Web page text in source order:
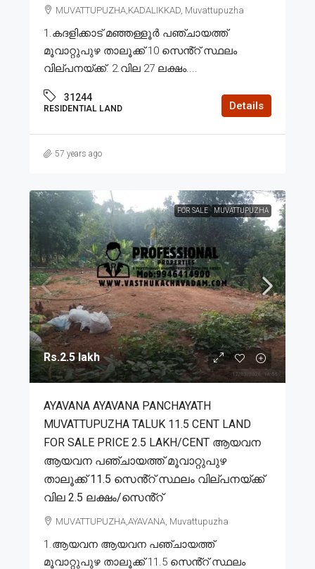
MUVATTUPUZHA,KADALIKKAD, Muvattupuzha
1.കദളിക്കാട് മഞ്ഞള്ളൂർ പഞ്ചായത്ത്
മൂവാറ്റുപുഴ താലൂക്ക് 10 സെൻ്റ് സ്ഥലം
വില്പനയ്ക്ക്. 2.വില 27 ലക്ഷം....
31244
RESIDENTIAL LAND Details
57 years ago
FOR SALE MUVATTUPUZHA
Rs.2.5 lakh
AYAVANA AYAVANA PANCHAYATH
MUVATTUPUZHA TALUK 11.5 CENT LAND
FOR SALE PRICE 2.5 LAKH/CENT ആയവന
ആയവന പഞ്ചായത്ത് മൂവാറ്റുപുഴ
താലൂക്ക് 11.5 സെൻ്റ് സ്ഥലം വില്പനയ്ക്ക്
വില 2.5 ലക്ഷം/സെൻ്റ്
MUVATTUPUZHA,AYAVANA, Muvattupuzha
1.ആയവന ആയവന പഞ്ചായത്ത്
മൂവാറ്റുപുഴ താലൂക്ക് 11.5 സെൻ്റ് സ്ഥലം